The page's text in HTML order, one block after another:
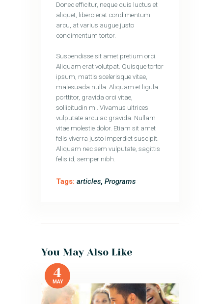
Donec efficitur, neque quis luctus et
aliquet, libero erat condimentum
arcu, at varius augue justo
condimentum tortor.
Suspendisse sit amet pretium orci.
Aliquam erat volutpat. Quisque tortor
ipsum, mattis scelerisque vitae,
malesuada nulla. Aliquam et ligula
porttitor, gravida orci vitae,
sollicitudin mi. Vivamus ultrices
vulputate arcu ac gravida. Nullam
vitae molestie dolor. Etiam sit amet
felis viverra justo imperdiet suscipit.
Aliquam nec sem vulputate, sagittis
felis id, semper nibh.
Tags: articles, Programs
You May Also Like
4
MAY